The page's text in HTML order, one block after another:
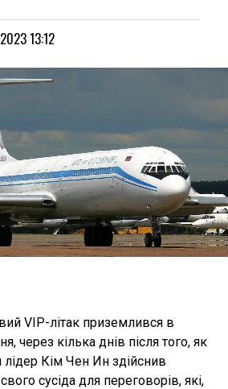
13:12
VIP-літак приземлився в
через кілька днів після того, як
лідер Кім Чен Ин здійснив
сусіда для переговорів, які,